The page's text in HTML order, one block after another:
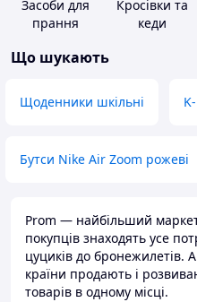
Засоби для
прання
Кросівки та
кеди
Що шукають
Щоденники шкільні
Бутси Nike Air Zoom рожеві
Prom — найбільший
покупців знаходять усе
цуциків до бронежилетів.
країни продають і
товарів в одному місці.